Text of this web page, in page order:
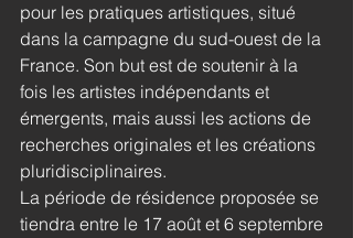
pour les pratiques artistiques, situé
dans la campagne du sud-ouest de la
France. Son but est de soutenir à la
fois les artistes indépendants et
émergents, mais aussi les actions de
recherches originales et les créations
pluridisciplinaires.
La période de résidence proposée se
tiendra entre le 17 août et 6 septembre